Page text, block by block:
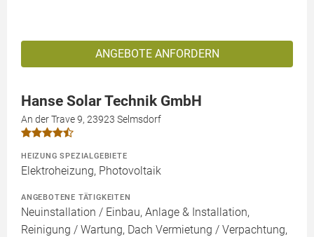
ANGEBOTE ANFORDERN
Hanse Solar Technik GmbH
An der Trave 9, 23923 Selmsdorf
HEIZUNG SPEZIALGEBIETE
Elektroheizung, Photovoltaik
ANGEBOTENE TÄTIGKEITEN
Neuinstallation / Einbau, Anlage & Installation,
Reinigung / Wartung, Dach Vermietung / Verpachtung,